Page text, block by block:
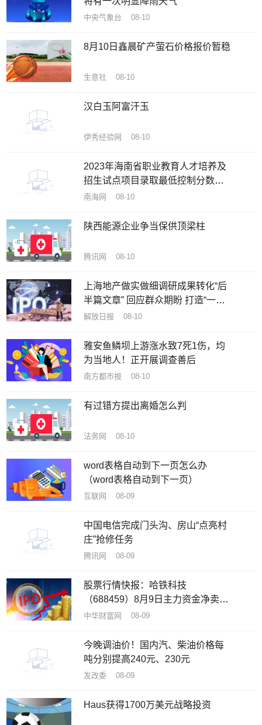
中央气象台 08-10
8月10日鑫晨矿产萤石价格报价暂稳
生意社 08-10
汉白玉阿富汗玉
伊秀经验网 08-10
2023年海南省职业教育人才培养及
招生试点项目录取最低控制分数线
公布
南海网 08-10
陕西能源企业争当保供顶梁柱
腾讯网 08-10
上海地产做实做细调研成果转化“后
半篇文章” 回应群众期盼 打造“一流
公园”
解放日报 08-10
雅安鱼鳞坝上游涨水致7死1伤，均
为当地人！正开展调查善后
南方都市报 08-10
有过错方提出离婚怎么判
法务网 08-10
word表格自动到下一页怎么办
（word表格自动到下一页）
互联网 08-09
中国电信完成门头沟、房山“点亮村
庄”抢修任务
腾讯网 08-09
股票行情快报：哈铁科技
（688459）8月9日主力资金净卖出
58.64万元
中华财富网 08-09
今晚调油价！国内汽、柴油价格每
吨分别提高240元、230元
发改委 08-09
Haus获得1700万美元战略投资